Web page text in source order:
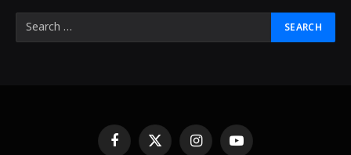
FacebookX
InstagramYouTube